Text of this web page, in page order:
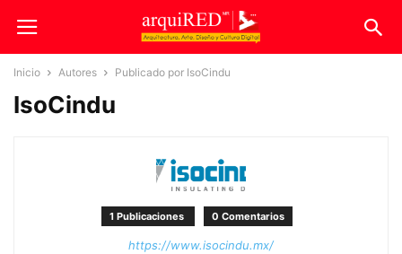
Inicio Autores Publicado por IsoCindu
IsoCindu
1 Publicaciones 0 Comentarios
https://www.isocindu.mx/